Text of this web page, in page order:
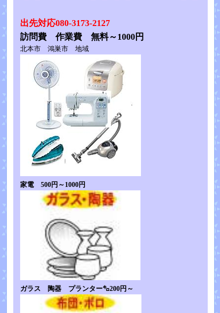
出先対応080-3173-2127
訪問費 作業費 無料～1000円
北本市 鴻巣市 地域
家電 500円～1000円
ガラス 陶器 プランター㌔200円～